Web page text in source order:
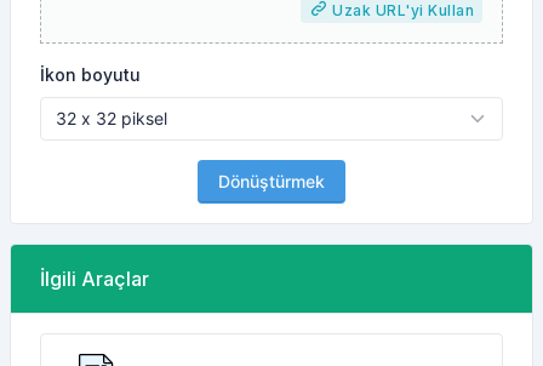
Uzak URL'yi Kullan
İkon boyutu
Dönüştürmek
İlgili Araçlar